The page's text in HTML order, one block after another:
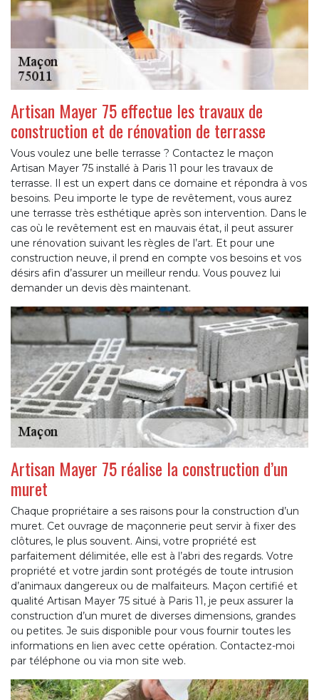
Artisan Mayer 75 effectue les travaux de
construction et de rénovation de terrasse
Vous voulez une belle terrasse ? Contactez le maçon
Artisan Mayer 75 installé à Paris 11 pour les travaux de
terrasse. Il est un expert dans ce domaine et répondra à vos
besoins. Peu importe le type de revêtement, vous aurez
une terrasse très esthétique après son intervention. Dans le
cas où le revêtement est en mauvais état, il peut assurer
une rénovation suivant les règles de l’art. Et pour une
construction neuve, il prend en compte vos besoins et vos
désirs afin d’assurer un meilleur rendu. Vous pouvez lui
demander un devis dès maintenant.
Artisan Mayer 75 réalise la construction d’un
muret
Chaque propriétaire a ses raisons pour la construction d’un
muret. Cet ouvrage de maçonnerie peut servir à fixer des
clôtures, le plus souvent. Ainsi, votre propriété est
parfaitement délimitée, elle est à l’abri des regards. Votre
propriété et votre jardin sont protégés de toute intrusion
d’animaux dangereux ou de malfaiteurs. Maçon certifié et
qualité Artisan Mayer 75 situé à Paris 11, je peux assurer la
construction d’un muret de diverses dimensions, grandes
ou petites. Je suis disponible pour vous fournir toutes les
informations en lien avec cette opération. Contactez-moi
par téléphone ou via mon site web.